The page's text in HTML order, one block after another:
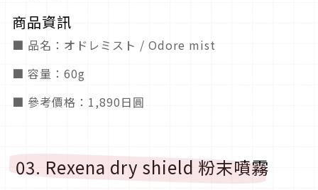
商品資訊
■ 品名：オドレミスト / Odore mist
■ 容量：60g
■ 參考價格：1,890日圓
03. Rexena dry shield 粉末噴霧